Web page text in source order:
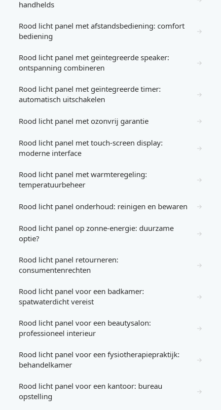
handhelds
Rood licht panel met afstandsbediening: comfort
bediening
→
Rood licht panel met geïntegreerde speaker:
ontspanning combineren
→
Rood licht panel met geïntegreerde timer:
automatisch uitschakelen
→
Rood licht panel met ozonvrij garantie →
Rood licht panel met touch-screen display:
moderne interface
→
Rood licht panel met warmteregeling:
temperatuurbeheer
→
Rood licht panel onderhoud: reinigen en bewaren →
Rood licht panel op zonne-energie: duurzame
optie?
→
Rood licht panel retourneren:
consumentenrechten
→
Rood licht panel voor een badkamer:
spatwaterdicht vereist
→
Rood licht panel voor een beautysalon:
professioneel interieur
→
Rood licht panel voor een fysiotherapiepraktijk:
behandelkamer
→
Rood licht panel voor een kantoor: bureau
opstelling
→